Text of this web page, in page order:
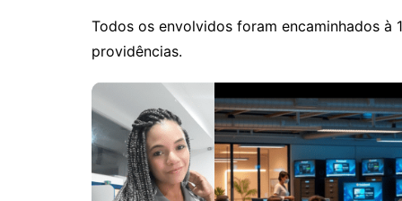
Todos os envolvidos foram encaminhados à
providências.